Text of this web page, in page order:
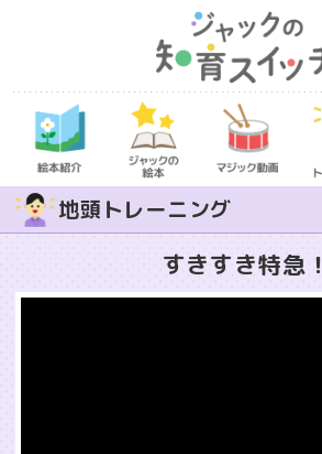
地頭トレーニング
すきすき特急！